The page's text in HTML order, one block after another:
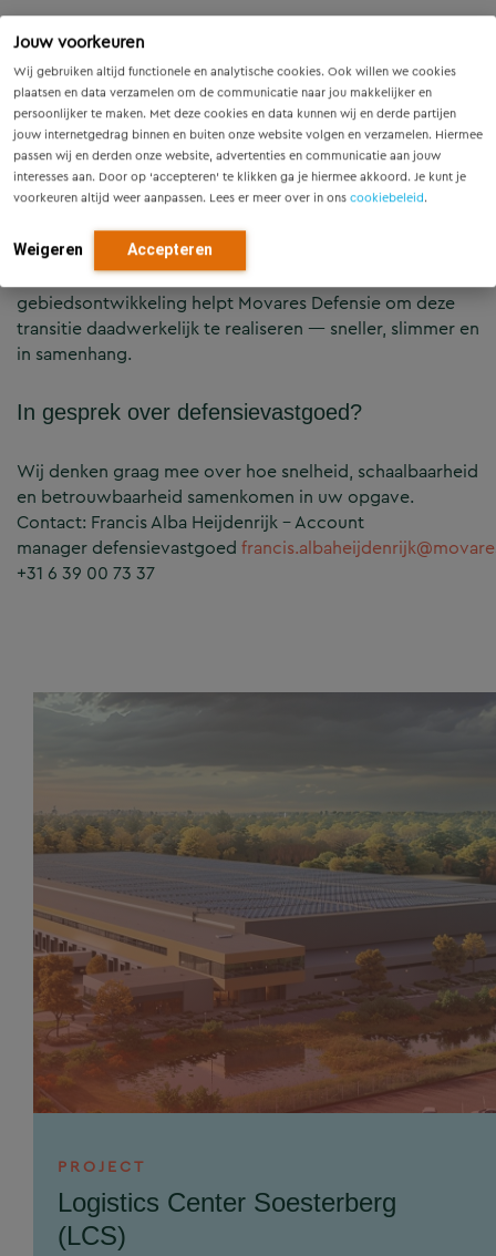
Jouw voorkeuren
Wij gebruiken altijd functionele en analytische cookies. Ook willen we cookies
plaatsen en data verzamelen om de communicatie naar jou makkelijker en
persoonlijker te maken. Met deze cookies en data kunnen wij en derde partijen
jouw internetgedrag binnen en buiten onze website volgen en verzamelen. Hiermee
passen wij en derden onze website, advertenties en communicatie aan jouw
interesses aan. Door op ‘accepteren’ te klikken ga je hiermee akkoord. Je kunt je
voorkeuren altijd weer aanpassen. Lees er meer over in ons cookiebeleid.
Weigeren Accepteren
Samen bouwen aan de Defensiebasis van de
Defensie werkt steeds meer vanuit herhaalbare
gebouwconcepten en industriële bouwstromen.
Tegelijkertijd vraagt de Defensiebasis van de toekomst
om locaties die operationeel effectief, duurzaam en
Met onze kennis van gebouwen, infrastructuur en
gebiedsontwikkeling helpt Movares Defensie om deze
transitie daadwerkelijk te realiseren — sneller, slimmer en
in samenhang.
In gesprek over defensievastgoed?
Wij denken graag mee over hoe snelheid, schaalbaarheid
en betrouwbaarheid samenkomen in uw opgave.
Contact: Francis Alba Heijdenrijk – Account
manager defensievastgoed
+31 6 39 00 73 37
PROJECT
Logistics Center Soesterberg
(LCS)